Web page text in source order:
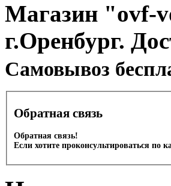
Магазин "ovf-
г.Оренбург.
Cамовывоз
Обратная связь
Обратная связь!
Если хотите проконсультироваться